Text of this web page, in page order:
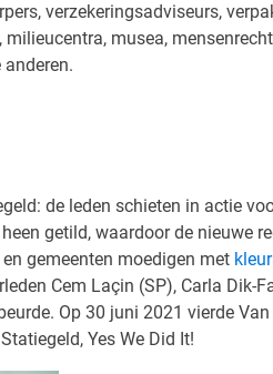
verzekeringsadviseurs,
musea,
de leden schieten in actie
getild, waardoor de nieuwe
gemeenten moedigen met
Cem Laçin (SP), Carla Dik-
Op 30 juni 2021 vierde
Yes We Did It!